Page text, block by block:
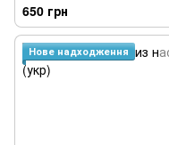
650 грн
Нове надходження